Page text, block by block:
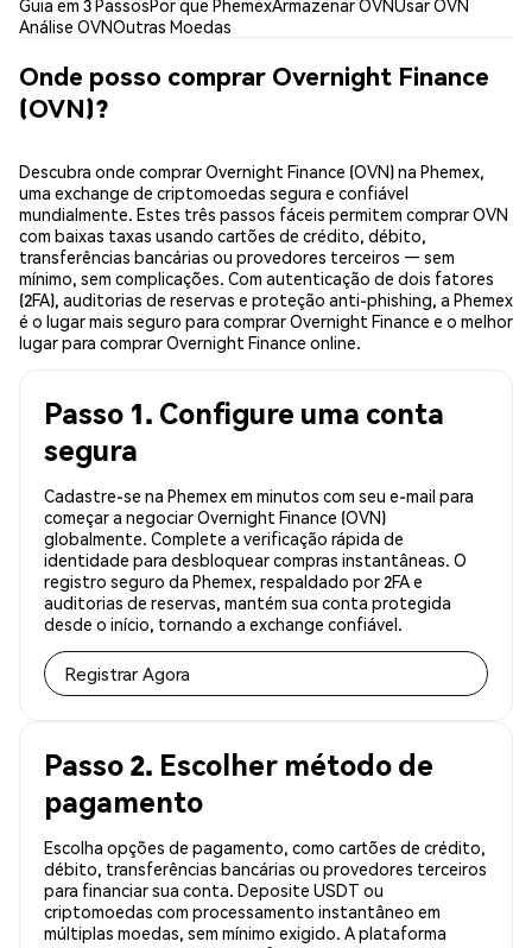
Guia em 3 PassosPor que PhemexArmazenar OVNUsar OVN
Análise OVNOutras Moedas
Onde posso comprar Overnight Finance
(OVN)?
Descubra onde comprar Overnight Finance (OVN) na Phemex,
uma exchange de criptomoedas segura e confiável
mundialmente. Estes três passos fáceis permitem comprar OVN
com baixas taxas usando cartões de crédito, débito,
transferências bancárias ou provedores terceiros — sem
mínimo, sem complicações. Com autenticação de dois fatores
(2FA), auditorias de reservas e proteção anti-phishing, a Phemex
é o lugar mais seguro para comprar Overnight Finance e o melhor
lugar para comprar Overnight Finance online.
Passo 1. Configure uma conta
segura
Cadastre-se na Phemex em minutos com seu e-mail para
começar a negociar Overnight Finance (OVN)
globalmente. Complete a verificação rápida de
identidade para desbloquear compras instantâneas. O
registro seguro da Phemex, respaldado por 2FA e
auditorias de reservas, mantém sua conta protegida
desde o início, tornando a exchange confiável.
Registrar Agora
Passo 2. Escolher método de
pagamento
Escolha opções de pagamento, como cartões de crédito,
débito, transferências bancárias ou provedores terceiros
para financiar sua conta. Deposite USDT ou
criptomoedas com processamento instantâneo em
múltiplas moedas, sem mínimo exigido. A plataforma